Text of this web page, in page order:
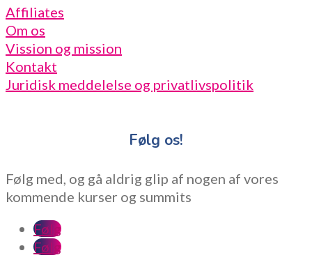
Affiliates
Om os
Vission og mission
Kontakt
Juridisk meddelelse og privatlivspolitik
Følg os!
Følg med, og gå aldrig glip af nogen af vores
kommende kurser og summits
Følg
Følg